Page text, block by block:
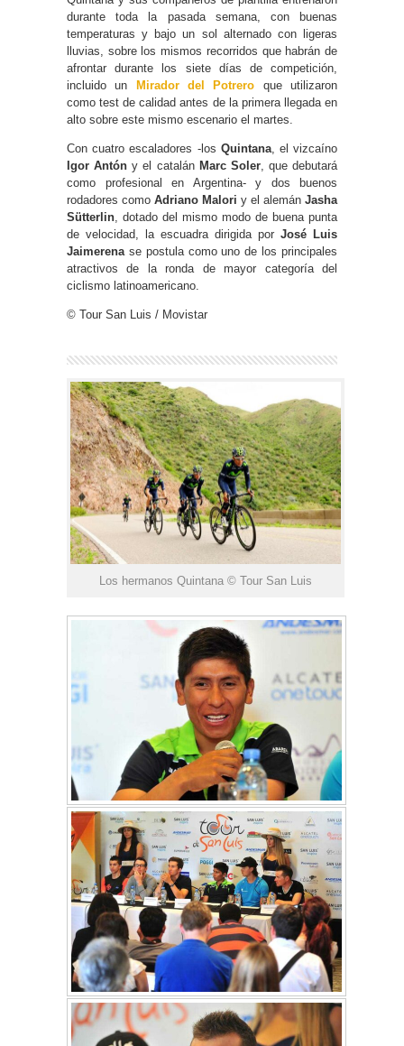
durante toda la pasada semana, con buenas
temperaturas y bajo un sol alternado con ligeras
lluvias, sobre los mismos recorridos que habrán de
afrontar durante los siete días de competición,
incluido un
Mirador del Potrero que utilizaron
como test de calidad antes de la primera llegada en
alto sobre este mismo escenario el martes.
Con cuatro escaladores -los Quintana, el vizcaíno
Igor Antón y el catalán Marc Soler, que debutará
como profesional en Argentina- y dos buenos
rodadores como Adriano Malori y el alemán Jasha
Sütterlin , dotado del mismo modo de buena punta
de velocidad, la escuadra dirigida por José Luis
Jaimerena se postula como uno de los principales
atractivos de la ronda de mayor categoría del
ciclismo latinoamericano.
© Tour San Luis / Movistar
Los hermanos Quintana © Tour San Luis